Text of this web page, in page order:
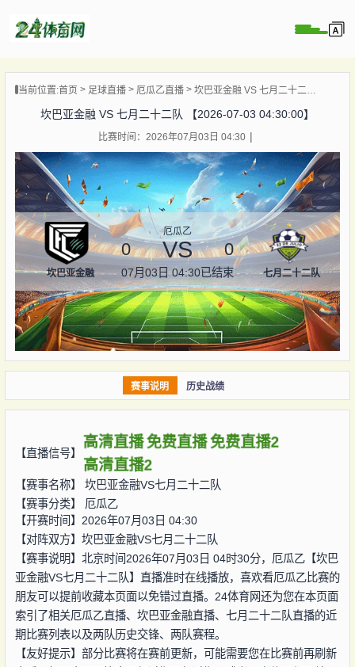
播
播
播
当前位置:首页 足球直播 厄瓜乙直播 坎巴亚金融 VS 七月二十二队 【2026-07-03 04:30:00】
坎巴亚金融 VS 七月二十二队 【2026-07-03 04:30:00】
比赛时间：2026年07月03日 04:30
坎巴亚金融
厄瓜乙
0 VS 0
07月03日 04:30已结束 七月二十二队
赛事说明 历史战绩
【直播信号】
高清直播 免费直播 免费直播2
高清直播2
【赛事名称】 坎巴亚金融VS七月二十二队
【赛事分类】 厄瓜乙
【开赛时间】2026年07月03日 04:30
【对阵双方】 坎巴亚金融VS七月二十二队
【赛事说明】北京时间2026年07月03日 04时30分，厄瓜乙【坎巴
亚金融VS七月二十二队】直播准时在线播放，喜欢看厄瓜乙比赛的
朋友可以提前收藏本页面以免错过直播。24体育网还为您在本页面
索引了相关厄瓜乙直播、坎巴亚金融直播、七月二十二队直播的近
期比赛列表以及两队历史交锋、两队赛程。
【友好提示】部分比赛将在赛前更新，可能需要您在比赛前再刷新